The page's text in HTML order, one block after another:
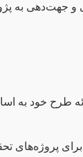
و
طرح خود به
پروژه‌های